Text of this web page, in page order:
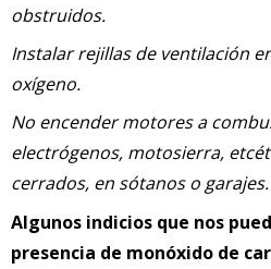
obstruidos.
Instalar rejillas de ventilación
oxígeno.
No encender motores a
electrógenos, motosierra,
cerrados, en sótanos o garajes.
Algunos indicios que nos
presencia de monóxido de